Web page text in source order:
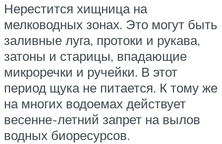
Нерестится хищница на
мелководных зонах. Это могут быть
заливные луга, протоки и рукава,
затоны и старицы, впадающие
микроречки и ручейки. В этот
период щука не питается. К тому же
на многих водоемах действует
весенне-летний запрет на вылов
водных биоресурсов.